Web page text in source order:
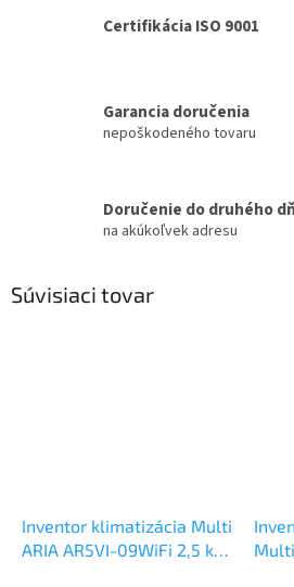
Certifikácia ISO 9001
Garancia doručenia
nepoškodeného tovaru
Doručenie do druhého
na akúkoľvek adresu
Súvisiaci tovar
Inventor klimatizácia Multi
ARIA AR5VI-09WiFi 2,5 kW